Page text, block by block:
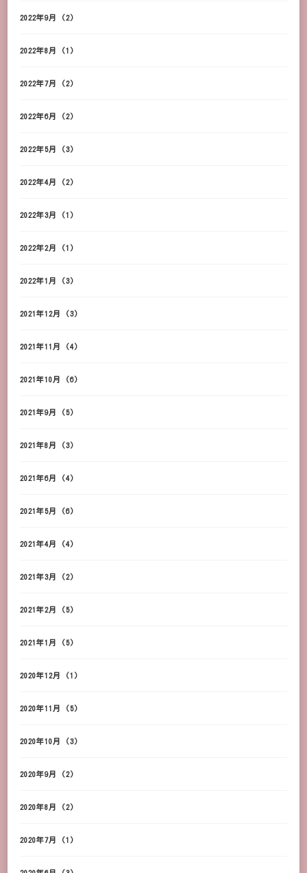
2022年9月 (2)
2022年8月 (1)
2022年7月 (2)
2022年6月 (2)
2022年5月 (3)
2022年4月 (2)
2022年3月 (1)
2022年2月 (1)
2022年1月 (3)
2021年12月 (3)
2021年11月 (4)
2021年10月 (6)
2021年9月 (5)
2021年8月 (3)
2021年6月 (4)
2021年5月 (6)
2021年4月 (4)
2021年3月 (2)
2021年2月 (5)
2021年1月 (5)
2020年12月 (1)
2020年11月 (5)
2020年10月 (3)
2020年9月 (2)
2020年8月 (2)
2020年7月 (1)